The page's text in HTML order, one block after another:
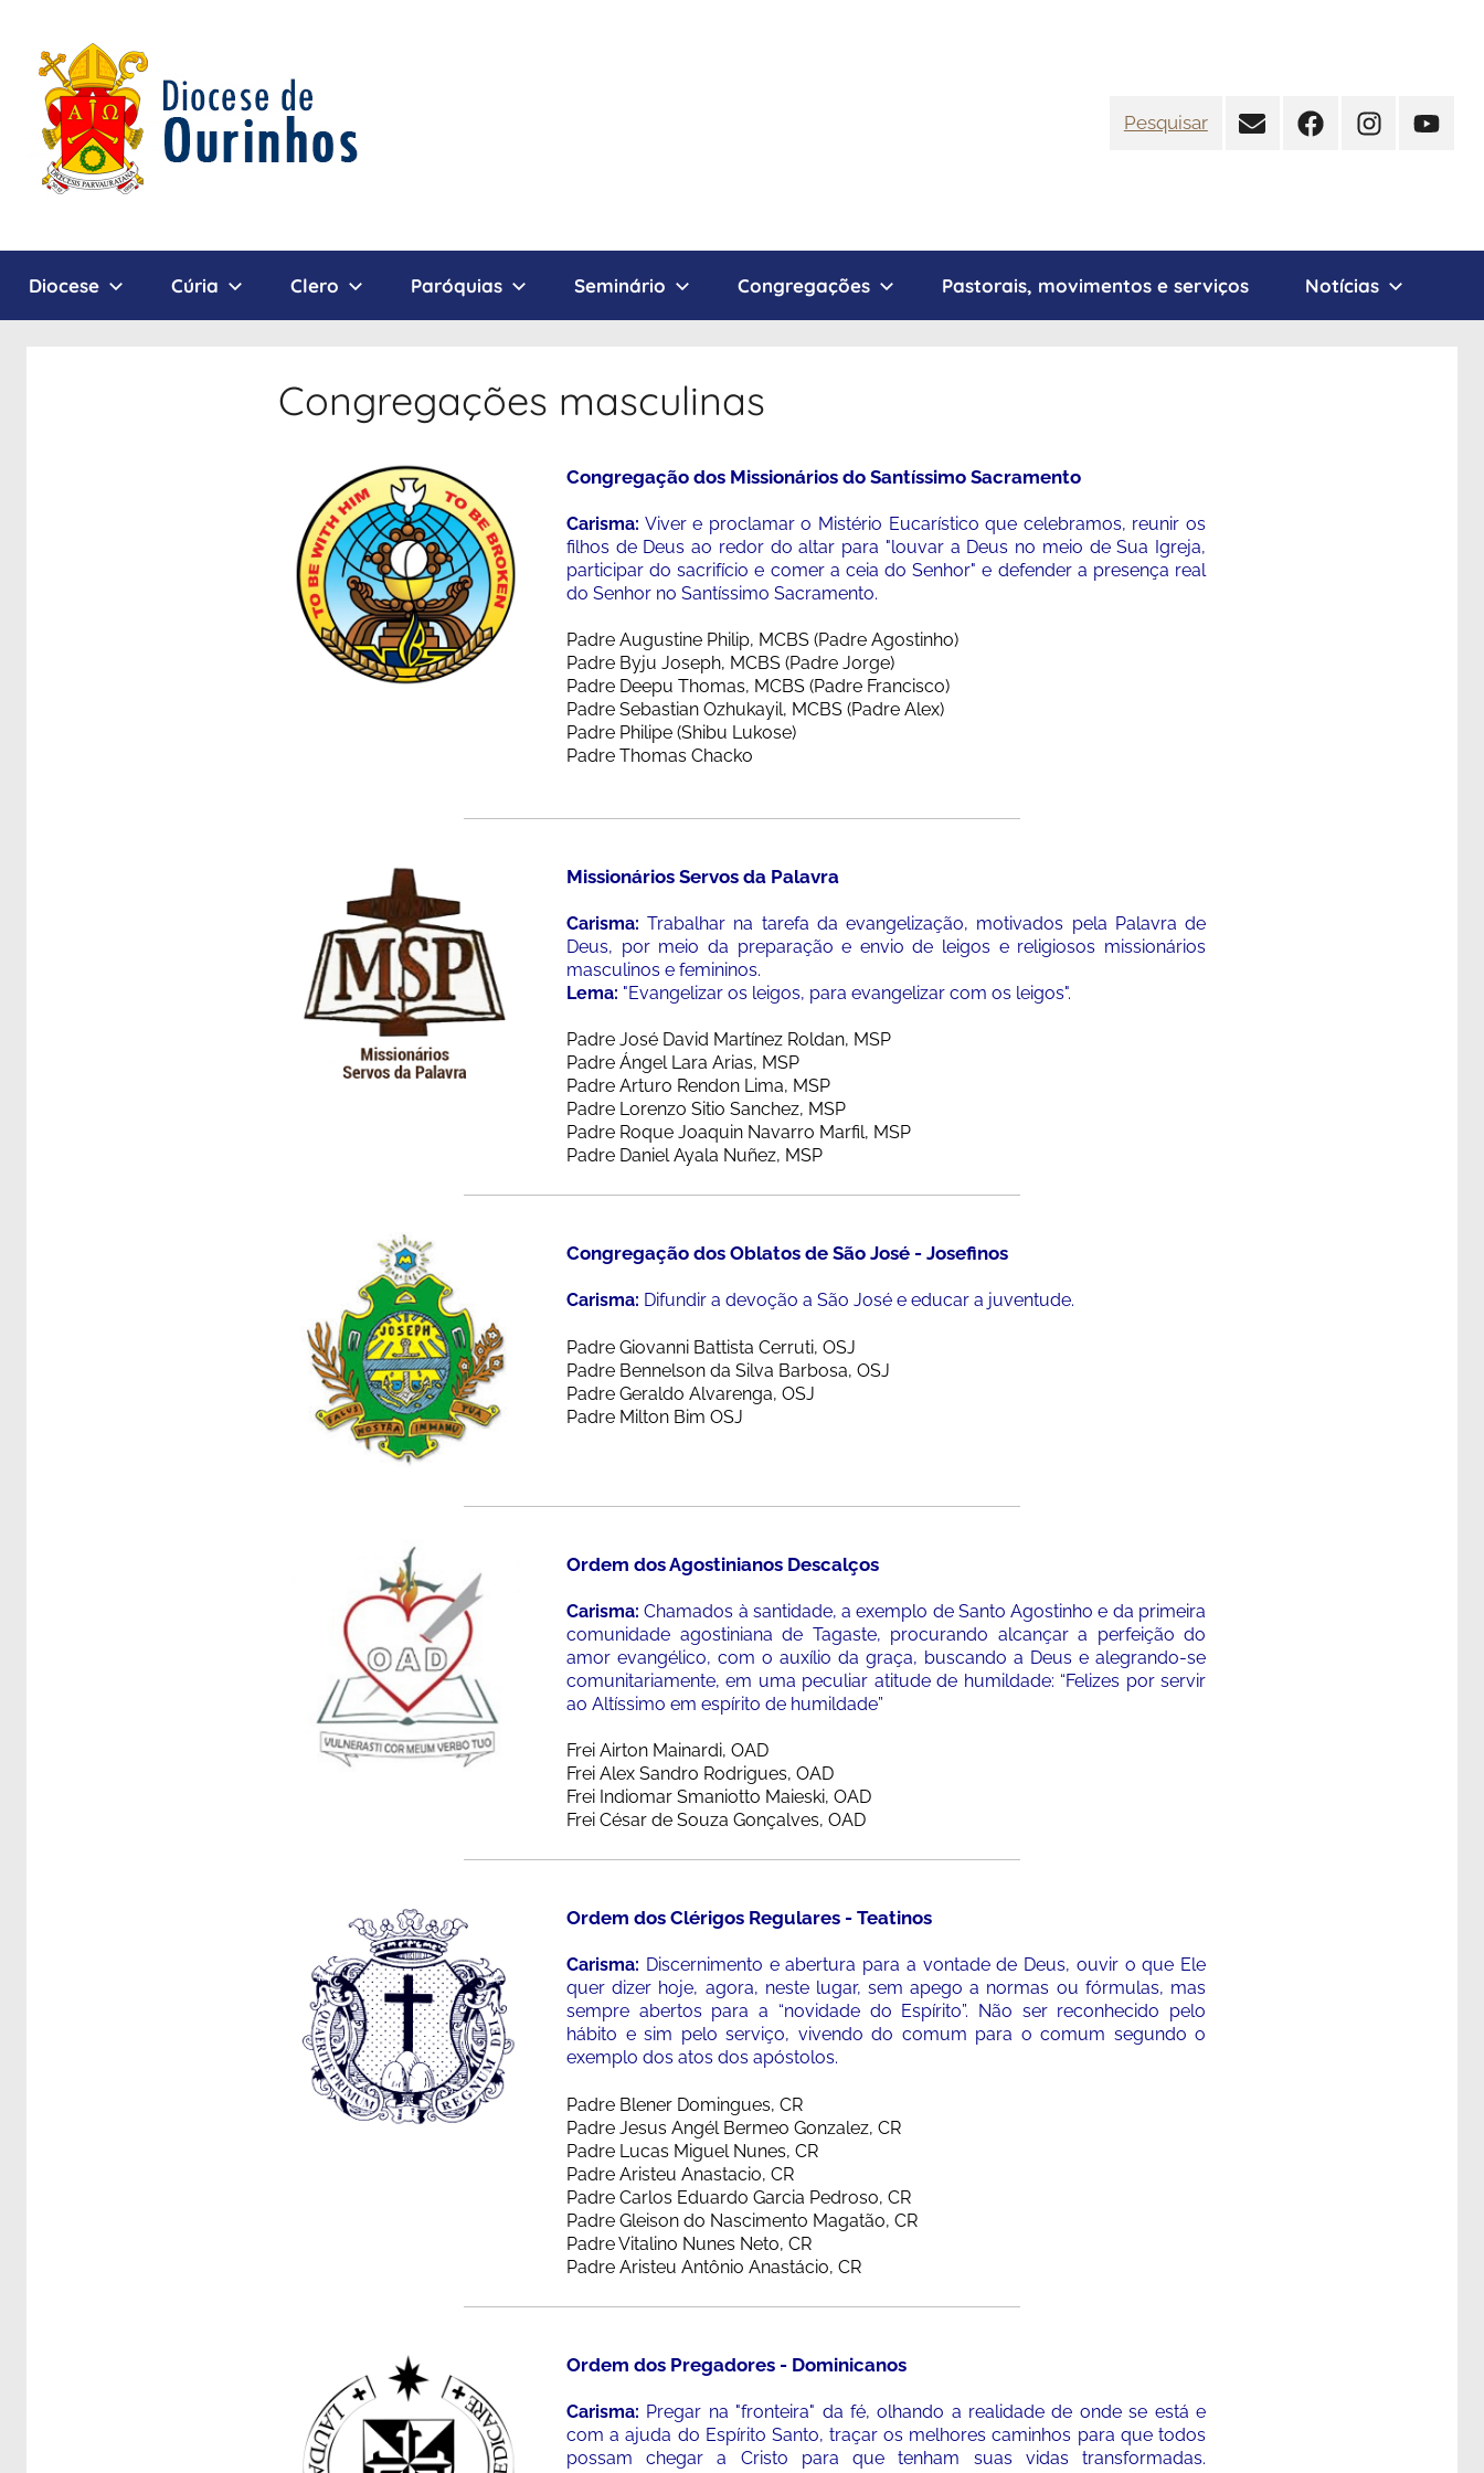
conteúdo
Diocese
de
Pesquisar ContatoFacebookInstagram
Diocese Cúria Clero Paróquias Seminário Congregações Pastorais, movimentos e serviços Notícias
Congregações masculinas
Congregação dos Missionários do Santíssimo Sacramento
Carisma: Viver e proclamar o Mistério Eucarístico que celebramos, reunir os
filhos de Deus ao redor do altar para "louvar a Deus no meio de Sua Igreja,
participar do sacrifício e comer a ceia do Senhor" e defender a presença real
do Senhor no Santíssimo Sacramento.
Padre Augustine Philip, MCBS (Padre Agostinho)
Padre Byju Joseph, MCBS (Padre Jorge)
Padre Deepu Thomas, MCBS (Padre Francisco)
Padre Sebastian Ozhukayil, MCBS (Padre Alex)
Padre Philipe (Shibu Lukose)
Padre Thomas Chacko
Missionários Servos da Palavra
Carisma: Trabalhar na tarefa da evangelização, motivados pela Palavra de
Deus, por meio da preparação e envio de leigos e religiosos missionários
masculinos e femininos.
Lema: "Evangelizar os leigos, para evangelizar com os leigos".
Padre José David Martínez Roldan, MSP
Padre Ángel Lara Arias, MSP
Padre Arturo Rendon Lima, MSP
Padre Lorenzo Sitio Sanchez, MSP
Padre Roque Joaquin Navarro Marfil, MSP
Padre Daniel Ayala Nuñez, MSP
Congregação dos Oblatos de São José - Josefinos
Carisma: Difundir a devoção a São José e educar a juventude.
Padre Giovanni Battista Cerruti, OSJ
Padre Bennelson da Silva Barbosa, OSJ
Padre Geraldo Alvarenga, OSJ
Padre Milton Bim OSJ
Ordem dos Agostinianos Descalços
Carisma: Chamados à santidade, a exemplo de Santo Agostinho e da primeira
comunidade agostiniana de Tagaste, procurando alcançar a perfeição do
amor evangélico, com o auxílio da graça, buscando a Deus e alegrando-se
comunitariamente, em uma peculiar atitude de humildade: “Felizes por servir
ao Altíssimo em espírito de humildade”
Frei Airton Mainardi, OAD
Frei Alex Sandro Rodrigues, OAD
Frei Indiomar Smaniotto Maieski, OAD
Frei César de Souza Gonçalves, OAD
Ordem dos Clérigos Regulares - Teatinos
Carisma: Discernimento e abertura para a vontade de Deus, ouvir o que Ele
quer dizer hoje, agora, neste lugar, sem apego a normas ou fórmulas, mas
sempre abertos para a “novidade do Espírito”.
Não ser reconhecido pelo
hábito e sim pelo serviço, vivendo do comum para o comum segundo o
exemplo dos atos dos apóstolos.
Padre Blener Domingues, CR
Padre Jesus Angél Bermeo Gonzalez, CR
Padre Lucas Miguel Nunes, CR
Padre Aristeu Anastacio, CR
Padre Carlos Eduardo Garcia Pedroso, CR
Padre Gleison do Nascimento Magatão, CR
Padre Vitalino Nunes Neto, CR
Padre Aristeu Antônio Anastácio, CR
Ordem dos Pregadores - Dominicanos
Carisma: Pregar na "fronteira" da fé, olhando a realidade de onde se está e
com a ajuda do Espírito Santo, traçar os melhores caminhos para que todos
possam chegar a Cristo para que tenham suas vidas transformadas.